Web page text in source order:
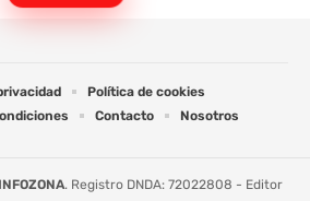
Política de cookies
Contacto Nosotros
INFOZONA. Registro DNDA: 72022808 - Editor